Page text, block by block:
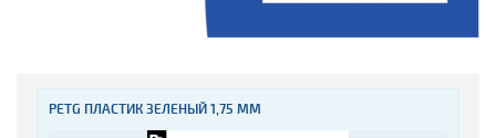
PETG ПЛАСТИК ЗЕЛЕНЫЙ 1,75 ММ